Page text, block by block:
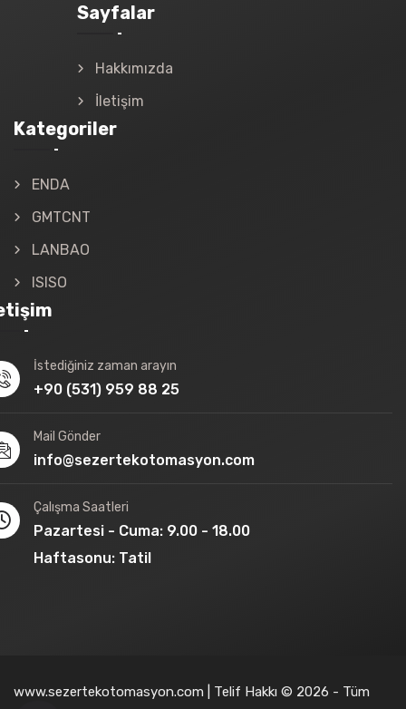
Sayfalar
Hakkımızda
İletişim
Kategoriler
ENDA
GMTCNT
LANBAO
ISISO
İstediğiniz zaman arayın
+90 (531) 959 88 25
Mail Gönder
info@sezertekotomasyon.com
Çalışma Saatleri
Pazartesi - Cuma: 9.00 - 18.00
Haftasonu: Tatil
www.sezertekotomasyon.com | Telif Hakkı © 2026 - Tüm